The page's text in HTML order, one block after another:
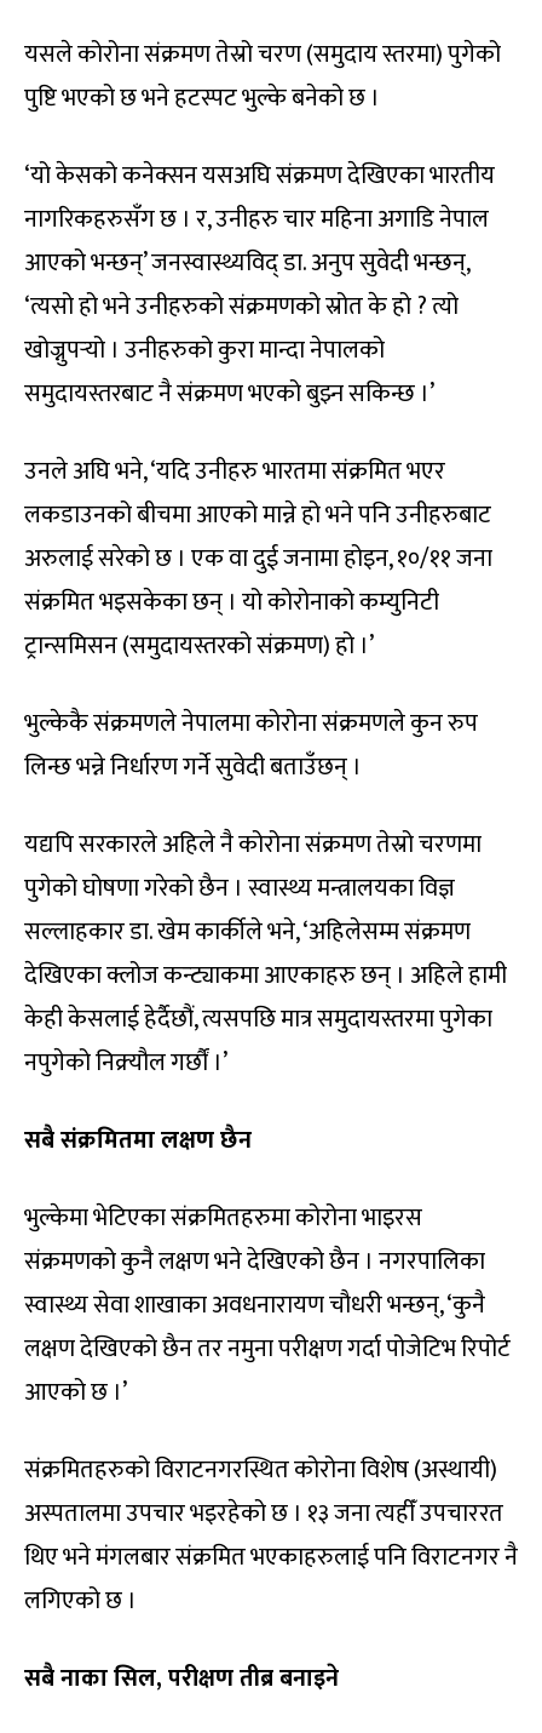
यसले कोरोना संक्रमण तेस्रो चरण (समुदाय स्तरमा) पुगेको
पुष्टि भएको छ भने हटस्पट भुल्के बनेको छ ।
‘यो केसको कनेक्सन यसअघि संक्रमण देखिएका भारतीय
नागरिकहरुसँग छ । र, उनीहरु चार महिना अगाडि नेपाल
आएको भन्छन्’ जनस्वास्थ्यविद् डा. अनुप सुवेदी भन्छन्,
‘त्यसो हो भने उनीहरुको संक्रमणको स्रोत के हो ? त्यो
खोज्नुपर्‍यो । उनीहरुको कुरा मान्दा नेपालको
समुदायस्तरबाट नै संक्रमण भएको बुझ्न सकिन्छ ।’
उनले अघि भने, ‘यदि उनीहरु भारतमा संक्रमित भएर
लकडाउनको बीचमा आएको मान्ने हो भने पनि उनीहरुबाट
अरुलाई सरेको छ । एक वा दुई जनामा होइन, १०/११ जना
संक्रमित भइसकेका छन् । यो कोरोनाको कम्युनिटी
ट्रान्समिसन (समुदायस्तरको संक्रमण) हो ।’
भुल्केकै संक्रमणले नेपालमा कोरोना संक्रमणले कुन रुप
लिन्छ भन्ने निर्धारण गर्ने सुवेदी बताउँछन् ।
यद्यपि सरकारले अहिले नै कोरोना संक्रमण तेस्रो चरणमा
पुगेको घोषणा गरेको छैन । स्वास्थ्य मन्त्रालयका विज्ञ
सल्लाहकार डा. खेम कार्कीले भने, ‘अहिलेसम्म संक्रमण
देखिएका क्लोज कन्ट्याकमा आएकाहरु छन् । अहिले हामी
केही केसलाई हेर्दैछौं, त्यसपछि मात्र समुदायस्तरमा पुगेका
नपुगेको निक्र्यौल गर्छौं ।’
सबै संक्रमितमा लक्षण छैन
भुल्केमा भेटिएका संक्रमितहरुमा कोरोना भाइरस
संक्रमणको कुनै लक्षण भने देखिएको छैन । नगरपालिका
स्वास्थ्य सेवा शाखाका अवधनारायण चौधरी भन्छन्, ‘कुनै
लक्षण देखिएको छैन तर नमुना परीक्षण गर्दा पोजेटिभ रिपोर्ट
आएको छ ।’
संक्रमितहरुको विराटनगरस्थित कोरोना विशेष (अस्थायी)
अस्पतालमा उपचार भइरहेको छ । १३ जना त्यहीँ उपचाररत
थिए भने मंगलबार संक्रमित भएकाहरुलाई पनि विराटनगर नै
लगिएको छ ।
सबै नाका सिल, परीक्षण तीब्र बनाइने